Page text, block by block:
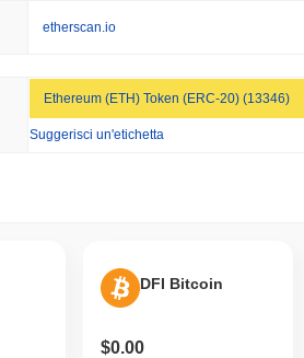
etherscan.io
Ethereum (ETH) Token (ERC-20) (13346)
Suggerisci un'etichetta
DFI Bitcoin
$0.00